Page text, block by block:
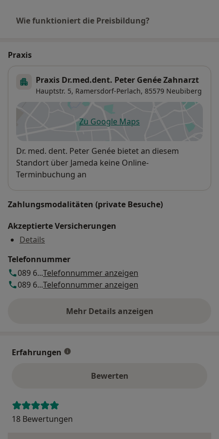
Wie funktioniert die Preisbildung?
Praxis
Praxis Dr.med.dent. Peter Genée Zahnarzt
Hauptstr. 5, Ramersdorf-Perlach, 85579 Neubiberg
Zu Google Mapsöffnet in einer neuen
Verfügbarkeit
Dr. med. dent. Peter Genée bietet an diesem
Standort über Jameda keine Online-
Terminbuchung an
Zahlungsmodalitäten (private Besuche)
Akzeptierte Versicherungen
Details
Telefonnummer
089 6...Telefonnummer anzeigen
089 6...Telefonnummer anzeigen
Mehr Details anzeigen
über die Adresse
Erfahrungen
Bewerten
18 Bewertungen